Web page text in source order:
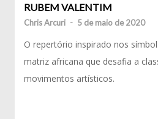
RUBEM VALENTIM
Chris Arcuri - 5 de maio de 2020
O repertório inspirado nos
matriz africana que desafia a
movimentos artísticos.